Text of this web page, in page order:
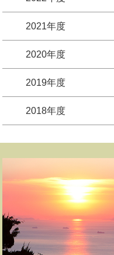
2021年度
2020年度
2019年度
2018年度